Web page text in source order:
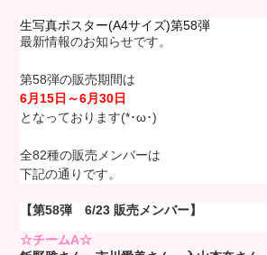
生写真ポスター(A4サイズ)第58弾
最新情報のお知らせです。
第58弾の販売期間は
6月15日～6月30日
となっております(*･ω･)
全82種の販売メンバーは
下記の通りです。
【第58弾 6/23 販売メンバー】
☆チームA☆